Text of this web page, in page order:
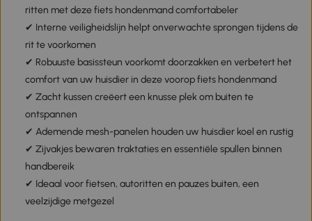
ritten met deze fiets hondenmand comfortabeler
✔ Interne veiligheidslijn helpt onverwachte sprongen tijdens de
rit te voorkomen
✔ Robuuste basissteun voorkomt doorzakken en verbetert het
comfort van uw huisdier in deze voorop fiets hondenmand
✔ Zacht kussen creëert een knusse plek om buiten te
ontspannen
✔ Ademende mesh-panelen houden uw huisdier koel en rustig
✔ Zijvakjes bewaren traktaties en essentiële spullen binnen
handbereik
✔ Ideaal voor fietsen, autoritten en pauzes buiten, een
veelzijdige metgezel